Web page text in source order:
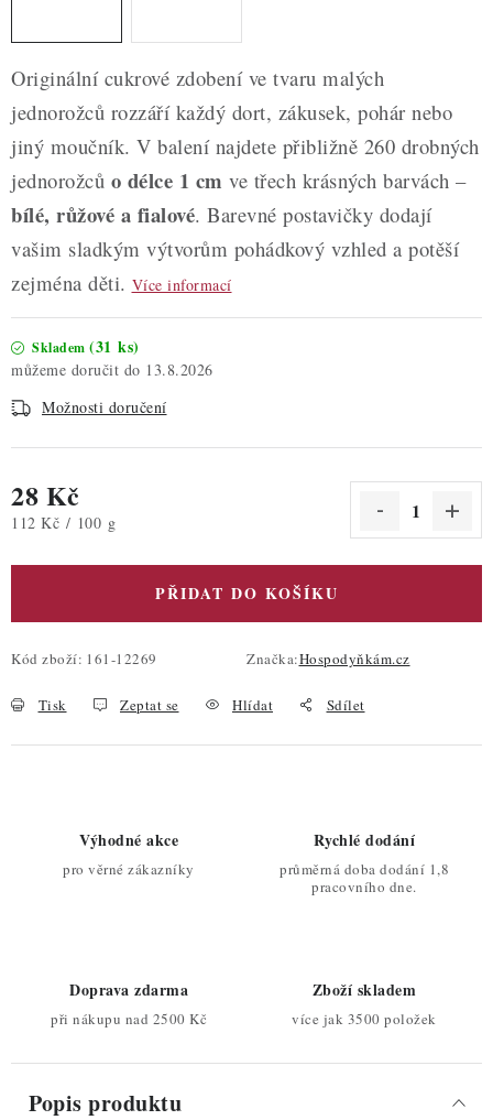
Nepřevzetí zásilky na dobírku
Hodnocení obchodu
Blog
Moje objednávka
Podmínky ochrany osobních údajů
Originální cukrové zdobení ve tvaru malých
jednorožců rozzáří každý dort, zákusek, pohár nebo
jiný moučník. V balení najdete přibližně 260 drobných
jednorožců o délce 1 cm ve třech krásných barvách –
bílé, růžové a fialové. Barevné postavičky dodají
vašim sladkým výtvorům pohádkový vzhled a potěší
zejména děti. Více informací
Skladem (31 ks)
13.8.2026
Možnosti doručení
28 Kč
Měrná cena:
112 Kč / 100 g
PŘIDAT DO KOŠÍKU
Kód zboží: 161-12269 Značka:Hospodyňkám.cz
Tisk Zeptat se Hlídat Sdílet
Výhodné akce
pro věrné zákazníky
Rychlé dodání
průměrná doba dodání 1,8
pracovního dne.
Doprava zdarma
při nákupu nad 2500 Kč
Zboží skladem
více jak 3500 položek
Popis produktu